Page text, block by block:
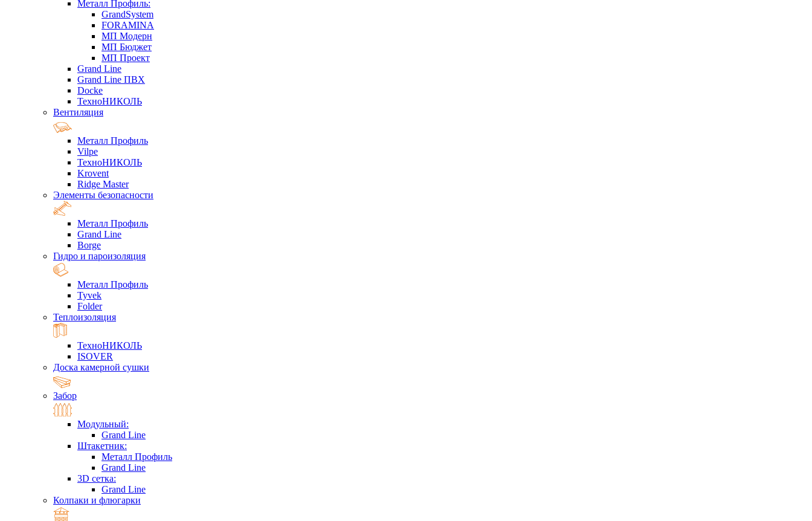
Металл Профиль:
GrandSystem
FORAMINA
МП Модерн
МП Бюджет
МП Проект
Grand Line
Grand Line ПВХ
Docke
ТехноНИКОЛЬ
Вентиляция
Металл Профиль
Vilpe
ТехноНИКОЛЬ
Krovent
Ridge Master
Элементы безопасности
Металл Профиль
Grand Line
Borge
Гидро и пароизоляция
Металл Профиль
Tyvek
Folder
Теплоизоляция
ТехноНИКОЛЬ
ISOVER
Доска камерной сушки
Забор
Модульный:
Grand Line
Штакетник:
Металл Профиль
Grand Line
3D сетка:
Grand Line
Колпаки и флюгарки